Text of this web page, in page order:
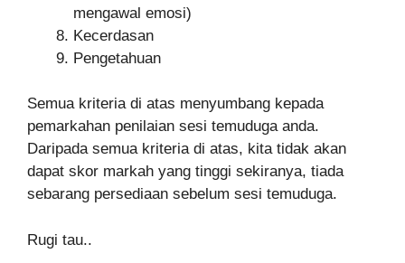
mengawal emosi)
Kecerdasan
Pengetahuan
Semua kriteria di atas menyumbang kepada
pemarkahan penilaian sesi temuduga anda.
Daripada semua kriteria di atas, kita tidak akan
dapat skor markah yang tinggi sekiranya, tiada
sebarang persediaan sebelum sesi temuduga.
Rugi tau..